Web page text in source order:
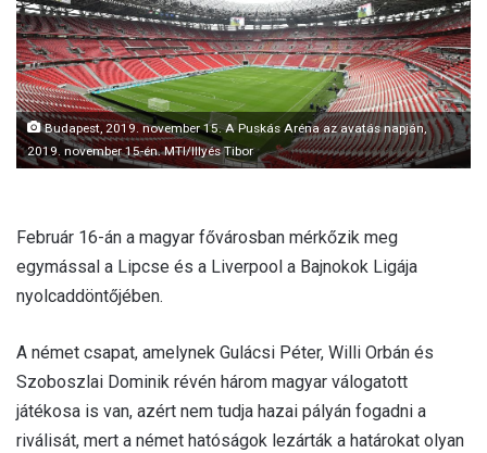
i
l
Budapest, 2019. november 15. A Puskás Aréna az avatás napján,
2019. november 15-én. MTI/Illyés Tibor
Február 16-án a magyar fővárosban mérkőzik meg
egymással a Lipcse és a Liverpool a Bajnokok Ligája
nyolcaddöntőjében.
A német csapat, amelynek Gulácsi Péter, Willi Orbán és
Szoboszlai Dominik révén három magyar válogatott
játékosa is van, azért nem tudja hazai pályán fogadni a
riválisát, mert a német hatóságok lezárták a határokat olyan